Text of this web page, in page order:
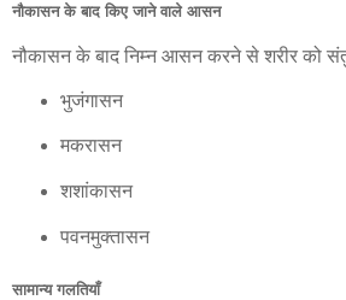
नौकासन के बाद किए जाने वाले आसन
नौकासन के बाद निम्न आसन करने से शरीर को
भुजंगासन
मकरासन
शशांकासन
पवनमुक्तासन
सामान्य गलतियाँ